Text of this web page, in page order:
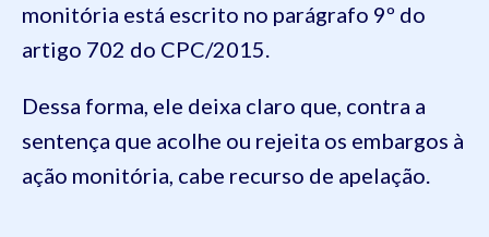
monitória está escrito no parágrafo 9º do
artigo 702 do CPC/2015.
Dessa forma, ele deixa claro que, contra a
sentença que acolhe ou rejeita os embargos à
ação monitória, cabe recurso de apelação.